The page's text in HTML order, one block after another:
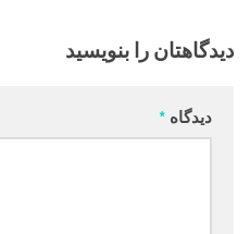
دیدگاهتان را بنویسید
دیدگاه *